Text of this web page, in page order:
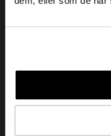
Datablad
Om oss